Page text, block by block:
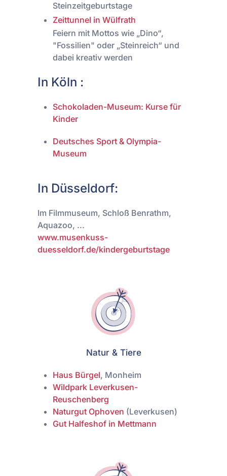
Steinzeitgeburtstage
Zeittunnel in Wülfrath
Feiern mit Mottos wie „Dino“,
"Fossilien" oder „Steinreich“ und
dabei kreativ werden
In Köln :
Schokoladen-Museum: Kurse für
Kinder
Deutsches Sport & Olympia-
Museum
In Düsseldorf:
Im Filmmuseum, Schloß Benrathm,
Aquazoo, ...
www.musenkuss-
duesseldorf.de/kindergeburtstage
Natur & Tiere
Haus Bürgel, Monheim
Wildpark Leverkusen-
Reuschenberg
Naturgut Ophoven (Leverkusen)
Gut Halfeshof in Mettmann